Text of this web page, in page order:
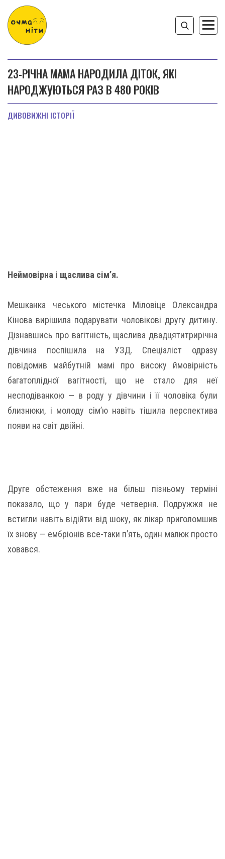
23-РІЧНА МАМА НАРОДИЛА ДІТОК, ЯКІ
НАРОДЖУЮТЬСЯ РАЗ В 480 РОКІВ
ДИВОВИЖНІ ІСТОРІЇ
Неймовірна і щаслива сім’я.
Мешканка чеського містечка Міловіце Олександра
Кінова вирішила подарувати чоловікові другу дитину.
Дізнавшись про вагітність, щаслива двадцятитрирічна
дівчина поспішила на УЗД. Спеціаліст одразу
повідомив майбутній мамі про високу ймовірність
багатоплідної вагітності, що не стало для неї
несподіванкою — в роду у дівчини і її чоловіка були
близнюки, і молоду сім’ю навіть тішила перспектива
появи на світ двійні.
Друге обстеження вже на більш пізньому терміні
показало, що у пари буде четверня. Подружжя не
встигли навіть відійти від шоку, як лікар приголомшив
їх знову — ембріонів все-таки п’ять, один малюк просто
ховався.